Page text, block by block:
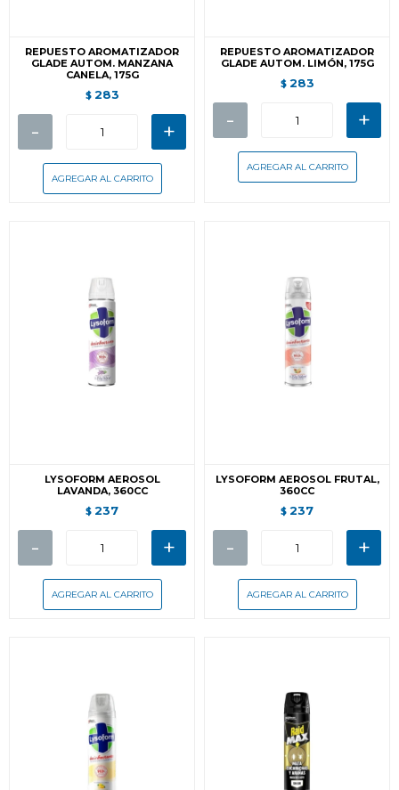
REPUESTO AROMATIZADOR
GLADE AUTOM. MANZANA
CANELA, 175G
$ 283
- +
REPUESTO AROMATIZADOR
GLADE AUTOM. LIMÓN, 175G
$ 283
- +
LYSOFORM AEROSOL
LAVANDA, 360CC
$ 237
- +
LYSOFORM AEROSOL FRUTAL,
360CC
$ 237
- +